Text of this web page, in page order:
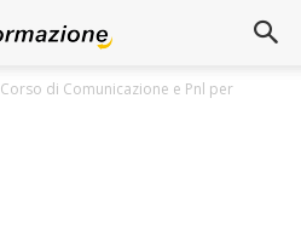
Corso di Comunicazione e Pnl per